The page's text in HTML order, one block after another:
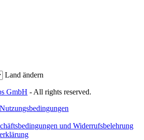
Land ändern
GmbH - All rights reserved.
und Widerrufsbelehrung